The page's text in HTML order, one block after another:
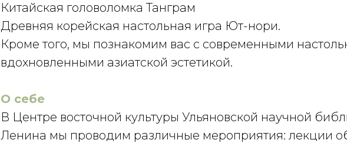
Китайская головоломка Танграм
Древняя корейская настольная игра Ют-нори.
Кроме того, мы познакомим вас с современными
вдохновленными азиатской эстетикой.
О себе
В Центре восточной культуры Ульяновской научной
Ленина мы проводим различные мероприятия: лекции об